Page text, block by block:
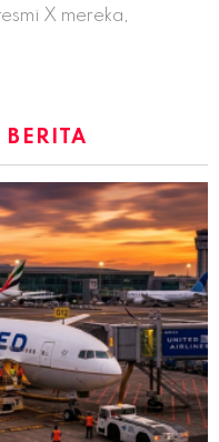
X mereka,
BERITA